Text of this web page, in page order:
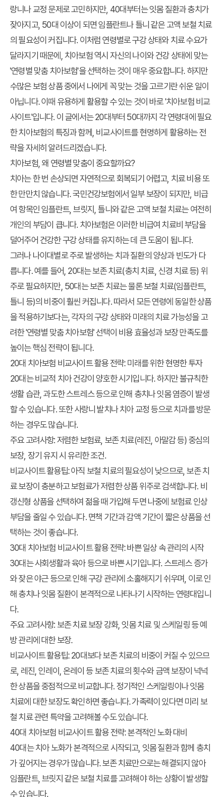
랑니나 교정 문제로 고민하지만, 40대부터는 잇몸 질환과 충치가
잦아지고, 50대 이상이 되면 임플란트나 틀니 같은 고액 보철 치료
의 필요성이 커집니다. 이처럼 연령별로 구강 상태와 치료 수요가
달라지기 때문에, 치아보험 역시 자신의 나이와 건강 상태에 맞는
'연령별 맞춤 치아보험'을 선택하는 것이 매우 중요합니다. 하지만
수많은 보험 상품 중에서 나에게 꼭 맞는 것을 고르기란 쉬운 일이
아닙니다. 이때 유용하게 활용할 수 있는 것이 바로 '치아보험 비교
사이트'입니다. 이 글에서는 20대부터 50대까지 각 연령대에 필요
한 치아보험의 특징과 함께, 비교사이트를 현명하게 활용하는 전
략을 자세히 알려드리겠습니다.
치아보험, 왜 연령별 맞춤이 중요할까요?
치아는 한 번 손상되면 자연적으로 회복되기 어렵고, 치료 비용 또
한 만만치 않습니다. 국민건강보험에서 일부 보장이 되지만, 비급
여 항목인 임플란트, 브릿지, 틀니와 같은 고액 보철 치료는 여전히
개인의 부담이 큽니다. 치아보험은 이러한 비급여 치료비 부담을
덜어주어 건강한 구강 상태를 유지하는 데 큰 도움이 됩니다.
그러나 나이대별로 주로 발생하는 치과 질환의 양상과 빈도가 다
릅니다. 예를 들어, 20대는 보존 치료(충치 치료, 신경 치료 등) 위
주로 필요하지만, 50대는 보존 치료는 물론 보철 치료(임플란트,
틀니 등)의 비중이 훨씬 커집니다. 따라서 모든 연령에 동일한 상품
을 적용하기보다는, 각자의 구강 상태와 미래의 치료 가능성을 고
려한 '연령별 맞춤 치아보험' 선택이 비용 효율성과 보장 만족도를
높이는 핵심 전략이 됩니다.
20대 치아보험 비교사이트 활용 전략: 미래를 위한 현명한 투자
20대는 비교적 치아 건강이 양호한 시기입니다. 하지만 불규칙한
생활 습관, 과도한 스트레스 등으로 인해 충치나 잇몸 염증이 발생
할 수 있습니다. 또한 사랑니 발치나 치아 교정 등으로 치과를 방문
하는 경우도 많습니다.
주요 고려사항: 저렴한 보험료, 보존 치료(레진, 아말감 등) 중심의
보장, 장기 유지 시 유리한 조건.
비교사이트 활용팁: 아직 보철 치료의 필요성이 낮으므로, 보존 치
료 보장이 충분하고 보험료가 저렴한 상품 위주로 검색합니다. 비
갱신형 상품을 선택하여 젊을 때 가입해 두면 나중에 보험료 인상
부담을 줄일 수 있습니다. 면책 기간과 감액 기간이 짧은 상품을 선
택하는 것이 좋습니다.
30대 치아보험 비교사이트 활용 전략: 바쁜 일상 속 관리의 시작
30대는 사회생활과 육아 등으로 바쁜 시기입니다. 스트레스 증가
와 잦은 야근 등으로 인해 구강 관리에 소홀해지기 쉬우며, 이로 인
해 충치나 잇몸 질환이 본격적으로 나타나기 시작하는 연령대입니
다.
주요 고려사항: 보존 치료 보장 강화, 잇몸 치료 및 스케일링 등 예
방 관리에 대한 보장.
비교사이트 활용팁: 20대보다 보존 치료의 비중이 커질 수 있으므
로, 레진, 인레이, 온레이 등 보존 치료의 횟수와 금액 보장이 넉넉
한 상품을 중점적으로 비교합니다. 정기적인 스케일링이나 잇몸
치료에 대한 보장도 확인하면 좋습니다. 가족력이 있다면 미리 보
철 치료 관련 특약을 고려해볼 수도 있습니다.
40대 치아보험 비교사이트 활용 전략: 본격적인 노화 대비
40대는 치아 노화가 본격적으로 시작되고, 잇몸 질환과 함께 충치
가 깊어지는 경우가 많습니다. 보존 치료만으로는 해결되지 않아
임플란트, 브릿지 같은 보철 치료를 고려해야 하는 상황이 발생할
수 있습니다.